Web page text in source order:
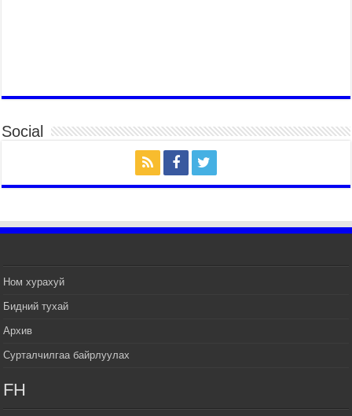
ТӨРИЙН ДАЛБААНЫ ӨДӨРТ ЗОРИУЛСАН
2026 оны 7 сар 14 / 17 цаг 47 минут
Өв соёлоо тээж яваа уяачдын галаар УИХ-ын
дарга С.Бямбацогт зочлон баяр хүргэв
2026 оны 7 сар 14 / 17 цаг 40 минут
наадмын нээлтэд оролцон, сурын талбай,
шагайн асарт зочиллоо
Монгол Улсын Их Хурлын дарга С.Бямбацогт
баяр наадмын мэндчилгээ дэвшүүлэв
2026 оны 7 сар 14 / 17 цаг 09 минут
УИХ-ын дарга С.Бямбацогт БНХАУ-аас Монгол
хүлээн авч уулзав
Social
Ном хурахуй
Бидний тухай
Архив
Сурталчилгаа байрлуулах
FH